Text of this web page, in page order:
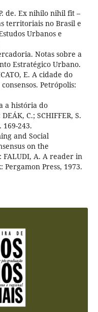
de. Ex nihilo nihil fit –
territoriais no Brasil e
Urbanos e
Notas sobre a
Estratégico Urbano.
E. A cidade do
Petrópolis:
a história do
C.; SCHIFFER, S.
169-243.
and Social
on the
FALUDI, A. A reader in
Press, 1973.